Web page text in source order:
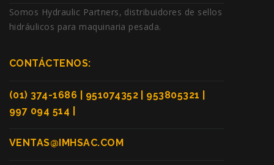
Somos Hydraulic Partners, distribuidores de sellos
hidráulicos para maquinaria pesada.
CONTÁCTENOS:
(01) 374-1686 | 951074352 | 953805321 |
997 094 514 |
VENTAS@IMHSAC.COM